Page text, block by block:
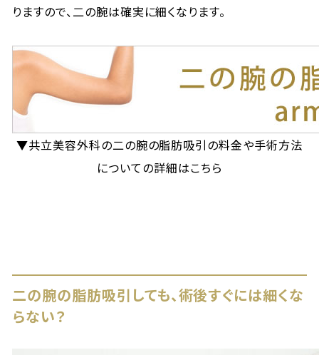
りますので、二の腕は確実に細くなります。
▼共立美容外科の二の腕の脂肪吸引の料金や手術方法
についての詳細はこちら
二の腕の脂肪吸引しても、術後すぐには細くな
らない？